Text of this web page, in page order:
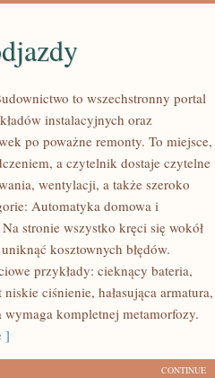
to wszechstronny portal
instalacyjnych oraz
po poważne remonty. To miejsce,
a czytelnik dostaje czytelne
wentylacji, a także szeroko
Automatyka domowa i
stronie wszystko kręci się wokół
kosztownych błędów.
przykłady: cieknący bateria,
ciśnienie, hałasująca armatura,
kompletnej metamorfozy.
]
CONTINUE